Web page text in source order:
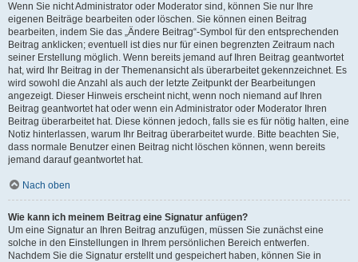
Wenn Sie nicht Administrator oder Moderator sind, können Sie nur Ihre
eigenen Beiträge bearbeiten oder löschen. Sie können einen Beitrag
bearbeiten, indem Sie das „Ändere Beitrag“-Symbol für den entsprechenden
Beitrag anklicken; eventuell ist dies nur für einen begrenzten Zeitraum nach
seiner Erstellung möglich. Wenn bereits jemand auf Ihren Beitrag geantwortet
hat, wird Ihr Beitrag in der Themenansicht als überarbeitet gekennzeichnet. Es
wird sowohl die Anzahl als auch der letzte Zeitpunkt der Bearbeitungen
angezeigt. Dieser Hinweis erscheint nicht, wenn noch niemand auf Ihren
Beitrag geantwortet hat oder wenn ein Administrator oder Moderator Ihren
Beitrag überarbeitet hat. Diese können jedoch, falls sie es für nötig halten, eine
Notiz hinterlassen, warum Ihr Beitrag überarbeitet wurde. Bitte beachten Sie,
dass normale Benutzer einen Beitrag nicht löschen können, wenn bereits
jemand darauf geantwortet hat.
Nach oben
Wie kann ich meinem Beitrag eine Signatur anfügen?
Um eine Signatur an Ihren Beitrag anzufügen, müssen Sie zunächst eine
solche in den Einstellungen in Ihrem persönlichen Bereich entwerfen.
Nachdem Sie die Signatur erstellt und gespeichert haben, können Sie in